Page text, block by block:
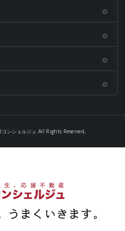
ンシェルジュ All Rights Reserved,